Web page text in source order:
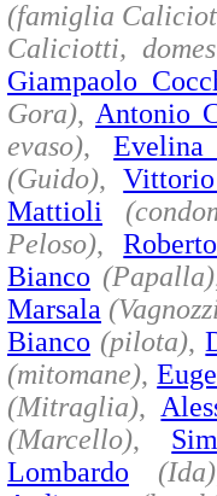
(famiglia
Caliciotti,
Giampaolo
Gora), Antonio
evaso),
(Guido),
Mattioli
Peloso),
Bianco (Papalla)
Marsala
Bianco (pilota),
(mitomane),
(Mitraglia),
(Marcello),
Lombardo
(Ida)